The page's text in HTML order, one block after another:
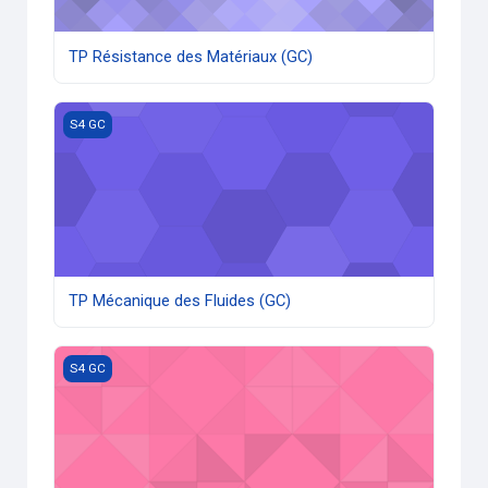
TP Résistance des Matériaux (GC)
TP Mécanique des Fluides (GC)
S4 GC
TP Mécanique des Fluides (GC)
TP Méthodes numériques (GC)
S4 GC